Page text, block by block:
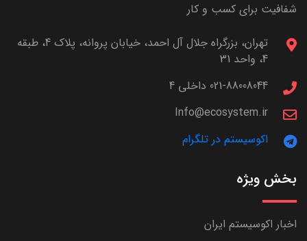
شفافیت برای کسب و کار
تهران، بزرگراه جلال آل احمد، خیابان پروانه، پلاک 4، طبقه
4، واحد 31
021-88008044 داخلی 4
Info@ecosystem.ir
اکوسیستم در تلگرام
بخش ویژه
اخبار اکوسیستم ایران